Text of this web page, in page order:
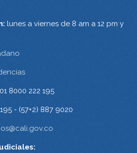
lunes a viernes de 8 am a 12 pm y
01 8000 222 195
195 - (57+2) 887 9020